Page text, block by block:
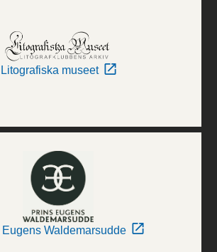
Litografiska museet
Eugens Waldemarsudde